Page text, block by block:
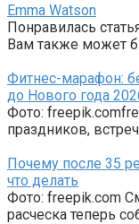
Emma Watson
Понравилась
Вам также может
Фитнес-марафон:
до Нового года
Фото:
праздников,
Почему после 35
что делать
Фото: freepik.com
расческа теперь